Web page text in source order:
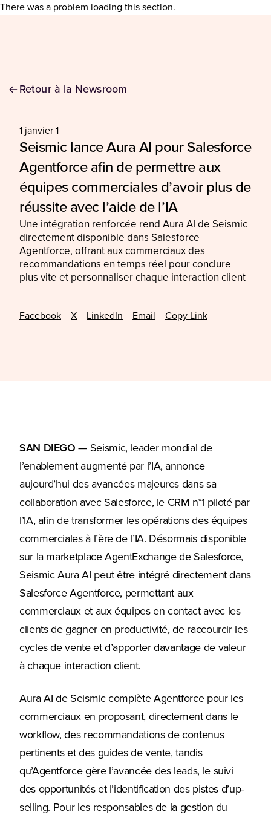
There was a problem loading this section.
Retour à la Newsroom
1 janvier 1
Seismic lance Aura AI pour Salesforce
Agentforce afin de permettre aux
équipes commerciales d’avoir plus de
réussite avec l’aide de l’IA
Une intégration renforcée rend Aura AI de Seismic
directement disponible dans Salesforce
Agentforce, offrant aux commerciaux des
recommandations en temps réel pour conclure
plus vite et personnaliser chaque interaction client
Facebook X LinkedIn Email Copy Link
SAN DIEGO — Seismic, leader mondial de
l’enablement augmenté par l’IA, annonce
aujourd’hui des avancées majeures dans sa
collaboration avec Salesforce, le CRM n°1 piloté par
l’IA, afin de transformer les opérations des équipes
commerciales à l’ère de l’IA. Désormais disponible
sur la marketplace AgentExchange(Opens in a new tab)
de Salesforce,
Seismic Aura AI peut être intégré directement dans
Salesforce Agentforce, permettant aux
commerciaux et aux équipes en contact avec les
clients de gagner en productivité, de raccourcir les
cycles de vente et d’apporter davantage de valeur
à chaque interaction client.
Aura AI de Seismic complète Agentforce pour les
commerciaux en proposant, directement dans le
workflow, des recommandations de contenus
pertinents et des guides de vente, tandis
qu’Agentforce gère l’avancée des leads, le suivi
des opportunités et l’identification des pistes d’up-
selling. Pour les responsables de la gestion du